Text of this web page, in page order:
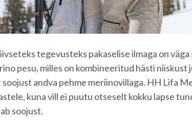
tegevusteks pakaselise ilmaga on
pesu, milles on kombineeritud hästi
soojust andva pehme meriinovillaga. HH Lifa
kuna vill ei puutu otseselt kokku lapse
soojust.